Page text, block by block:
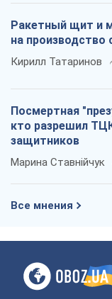
Ракетный щит и
на производство
Кирилл Татаринов
Посмертная
кто разрешил
защитников
Марина Ставнійчук
Все мнения